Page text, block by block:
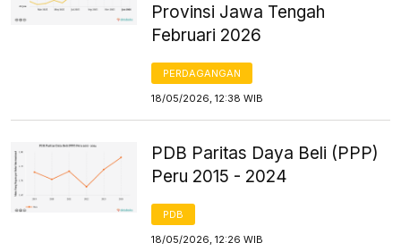
Provinsi Jawa Tengah
Februari 2026
PERDAGANGAN
18/05/2026, 12:38 WIB
PDB Paritas Daya Beli (PPP)
Peru 2015 - 2024
PDB
18/05/2026, 12:26 WIB